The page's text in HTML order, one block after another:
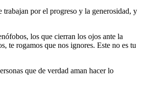
trabajan por el progreso y la generosidad, y
los que cierran los ojos ante la
te rogamos que nos ignores. Este no es tu
que de verdad aman hacer lo